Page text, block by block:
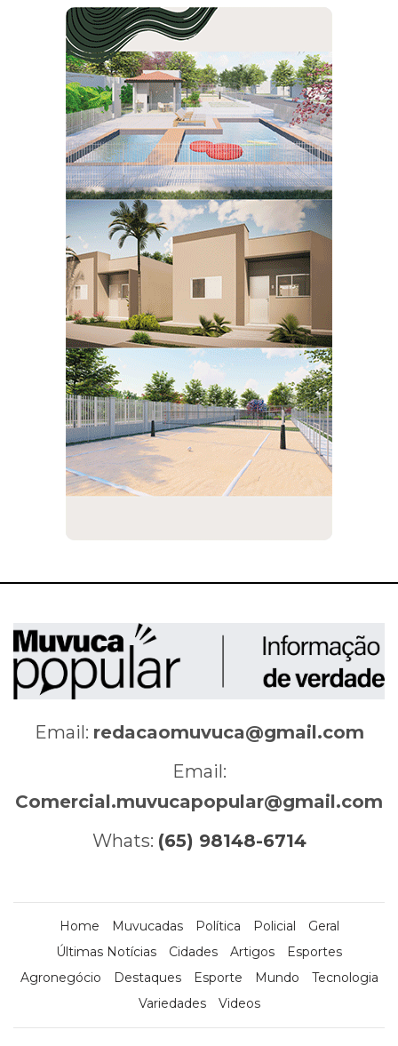
Email: redacaomuvuca@gmail.com
Email:
Comercial.muvucapopular@gmail.com
Whats: (65) 98148-6714
Home Muvucadas Política Policial
Geral
Últimas Notícias
Cidades Artigos
Esportes
Agronegócio
Destaques Esporte Mundo
Tecnologia
Variedades
Videos